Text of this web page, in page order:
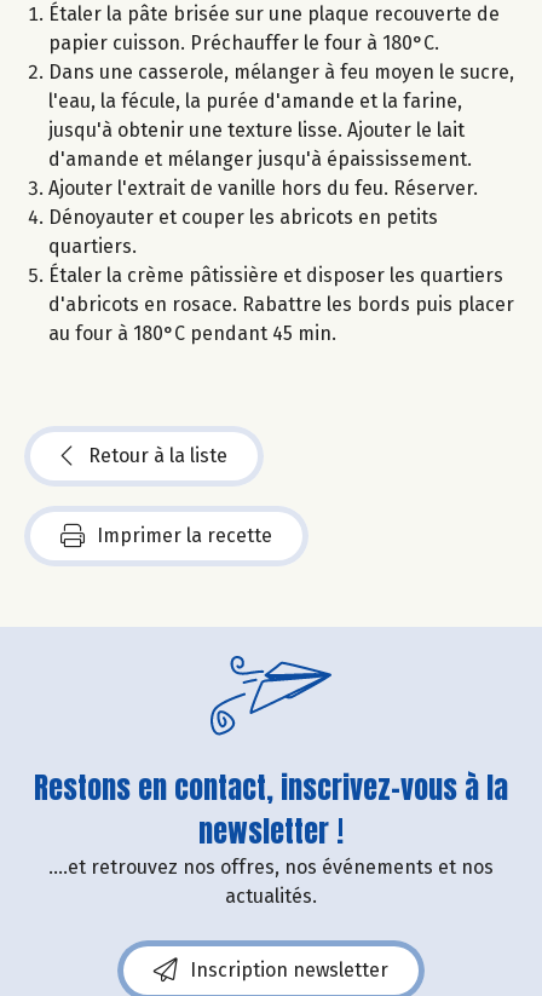
Étaler la pâte brisée sur une plaque recouverte de
papier cuisson. Préchauffer le four à 180°C.
Dans une casserole, mélanger à feu moyen le sucre,
l'eau, la fécule, la purée d'amande et la farine,
jusqu'à obtenir une texture lisse. Ajouter le lait
d'amande et mélanger jusqu'à épaississement.
Ajouter l'extrait de vanille hors du feu. Réserver.
Dénoyauter et couper les abricots en petits
quartiers.
Étaler la crème pâtissière et disposer les quartiers
d'abricots en rosace. Rabattre les bords puis placer
au four à 180°C pendant 45 min.
Retour à la liste
Imprimer la recette
Restons en contact, inscrivez-vous à la
newsletter !
....et retrouvez nos offres, nos événements et nos
actualités.
Inscription newsletter